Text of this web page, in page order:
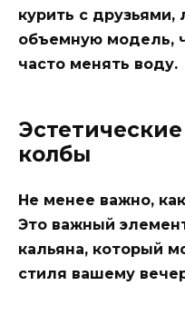
курить с
объемную модель,
часто менять воду.
колбы
Не менее важно,
Это важный
кальяна, который
стиля вашему